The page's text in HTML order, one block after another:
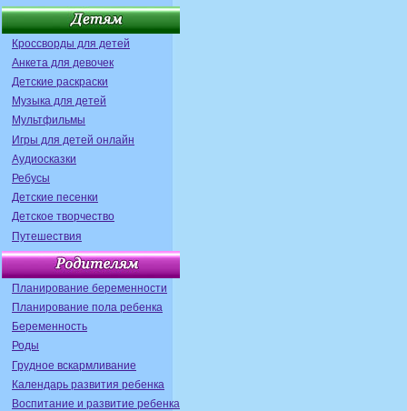
Кроссворды для детей
Анкета для девочек
Детские раскраски
Музыка для детей
Мультфильмы
Игры для детей онлайн
Аудиосказки
Ребусы
Детские песенки
Детское творчество
Путешествия
Планирование беременности
Планирование пола ребенка
Беременность
Роды
Грудное вскармливание
Календарь развития ребенка
Воспитание и развитие ребенка